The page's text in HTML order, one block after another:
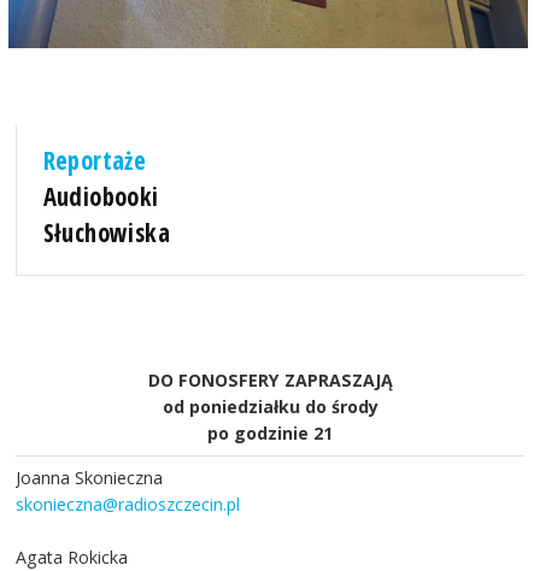
Reportaże
Audiobooki
Słuchowiska
DO FONOSFERY ZAPRASZAJĄ
od poniedziałku do środy
po godzinie 21
Joanna Skonieczna
skonieczna@radioszczecin.pl
Agata Rokicka